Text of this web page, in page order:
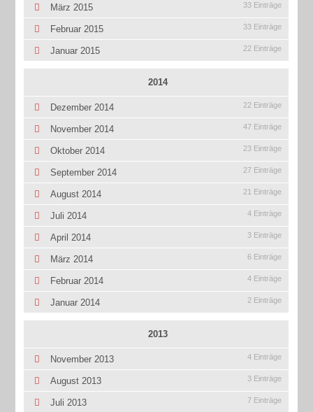
März 2015 33 Einträge
Februar 2015 33 Einträge
Januar 2015 22 Einträge
2014
Dezember 2014 22 Einträge
November 2014 47 Einträge
Oktober 2014 23 Einträge
September 2014 27 Einträge
August 2014 21 Einträge
Juli 2014 4 Einträge
April 2014 3 Einträge
März 2014 6 Einträge
Februar 2014 4 Einträge
Januar 2014 2 Einträge
2013
November 2013 4 Einträge
August 2013 3 Einträge
Juli 2013 7 Einträge